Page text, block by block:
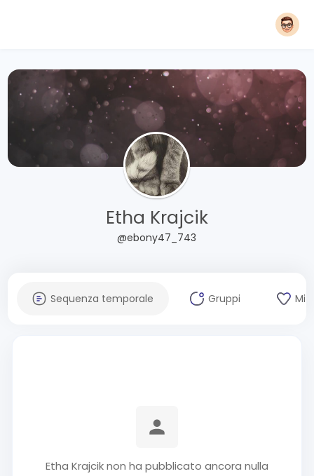
Etha Krajcik
@ebony47_743
Sequenza temporale Gruppi Mi
Etha Krajcik non ha pubblicato ancora nulla